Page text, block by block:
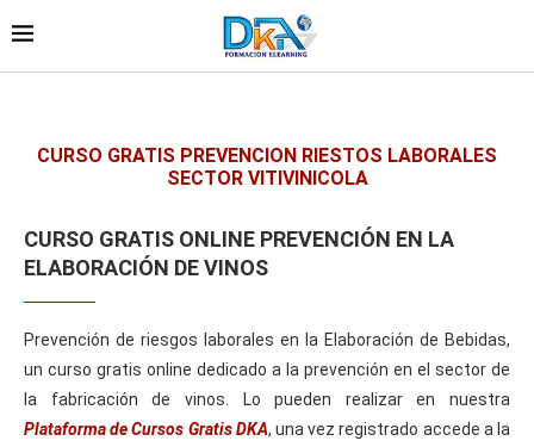
CURSO GRATIS PREVENCION RIESTOS LABORALES
SECTOR VITIVINICOLA
CURSO GRATIS ONLINE PREVENCIÓN EN LA
ELABORACIÓN DE VINOS
Prevención de riesgos laborales en la Elaboración de Bebidas,
un curso gratis online dedicado a la prevención en el sector de
la fabricación de vinos. Lo pueden realizar en nuestra
Plataforma de Cursos Gratis DKA, una vez registrado accede a la